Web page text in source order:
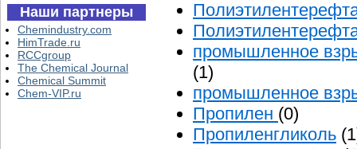
Наши партнеры
Chemindustry.com
HimTrade.ru
RCCgroup
The Chemical Journal
Chemical Summit
Chem-VIP.ru
промышленное
(1)
промышленное
Пропилен (0)
Пропиленгликоль